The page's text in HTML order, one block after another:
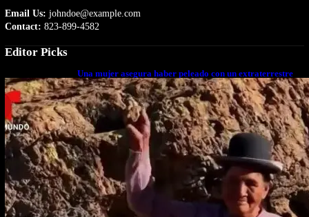
Email Us: johndoe@example.com
Contact: 823-899-4582
Editor Picks
Una mujer asegura haber peleado con un extraterrestre
cuerpo a cuerpo